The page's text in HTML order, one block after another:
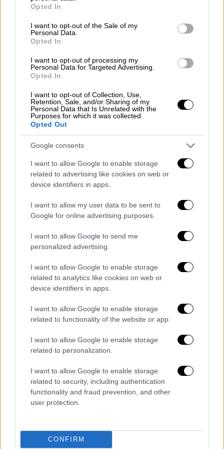
use your data for below specified purposes in below Google
consent section.
Opted In
I want to opt-out of the Sale of my
Personal Data.
Opted In
I want to opt-out of processing my
Personal Data for Targeted Advertising.
Opted In
I want to opt-out of Collection, Use,
Retention, Sale, and/or Sharing of my
Personal Data that Is Unrelated with the
Purposes for which it was collected.
Opted Out
Google consents
I want to allow Google to enable storage
related to advertising like cookies on web or
device identifiers in apps.
I want to allow my user data to be sent to
Google for online advertising purposes.
I want to allow Google to send me
personalized advertising.
I want to allow Google to enable storage
related to analytics like cookies on web or
device identifiers in apps.
I want to allow Google to enable storage
related to functionality of the website or app.
I want to allow Google to enable storage
related to personalization.
I want to allow Google to enable storage
related to security, including authentication
functionality and fraud prevention, and other
user protection.
CONFIRM
«Ήταν μόνος του στη βάρδια»
Η νοσηλεύτρια που εντόπισε τον άτυχο
51χρονο αναφέρει μιλώντας στο grtimes.gr
ο άνθρωπος ήταν αδιάθετος
, είχε
ενοχλήσεις και έκανε καρδιογράφημα την
μην εργαστεί, καθώς δεν υπάρχει άλλος
συνάδελφος να τον αντικαταστήσει. Είναι
ένας σε κάθε βάρδια, μόνος του, κάτω από
εξαιρετικά δύσκολες συνθήκες και με το
άγχος ότι αν του συμβεί κάτι δεν μπορεί να
λείψει ή χειρότερα ότι δεν μπορεί να τον
βοηθήσει κανείς αν χρειαστεί βοήθεια.
Μιλάμε για έναν άνθρωπο που εργάζεται 30
χρόνια ως νοσηλευτής».
Έπειτα η ίδια πρόσθεσε ότι «τα νοσοκομεία
είναι υποστελεχωμένα, δεν υπάρχει νέο
προσωπικό, εμείς είμαστε γερασμένοι,
έχοντας αντιμετωπίσει τα τελευταία χρόνια
δύσκολες καταστάσεις με την πανδημία. Οι
άδειες αναστέλλονται πολλές φορές γιατί
συγκεκριμένος συνάδελφος προφανώς δεν
ήθελε να επιστρέψει κάποιον εργαζόμενο
από άδεια, προκειμένου να λείψει ο ίδιος,
δίνοντας προτεραιότητα στην υγεία του.
Παράλληλα το πόστο που εργαζόταν ήταν
εξειδικευμένο και δεν υπάρχουν
εργαζόμενοι να το καλύψουν. Όλα αυτά μας
αποδεικνύουν ότι δεν υπάρχει κράτος
η τελευταία προτεραιότητα.Εργάζεσαι
30χρόνια στον πιο δύσκολο τομέα και δεν